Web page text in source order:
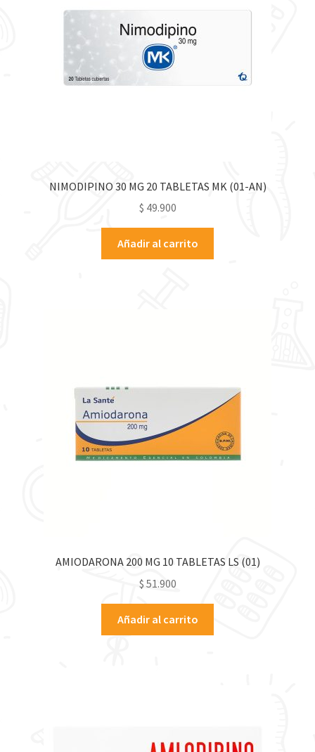
NIMODIPINO 30 MG 20 TABLETAS MK (01-AN)
$ 49.900
Añadir al carrito
AMIODARONA 200 MG 10 TABLETAS LS (01)
$ 51.900
Añadir al carrito